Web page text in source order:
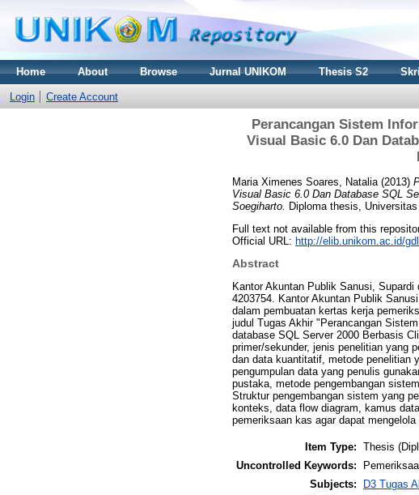
Home About Browse Jurnal UNIKOM Thesis S2
Login Create Account
Perancangan Sistem
Visual Basic 6.0 Dan
Maria Ximenes Soares, Natalia (2013)
Visual Basic 6.0 Dan Database SQL
Soegiharto.
Diploma thesis,
Full text not available from this
Official URL: http://elib.unikom.ac.id/
Abstract
Kantor Akuntan Publik Sanusi,
4203754. Kantor Akuntan Publik
dalam pembuatan kertas kerja
judul Tugas Akhir "Perancangan
database SQL Server 2000 Berbasis
primer/sekunder, jenis penelitian yang
dan data kuantitatif, metode penelitian
pengumpulan data yang penulis
pustaka, metode pengembangan
Struktur pengembangan sistem yang
konteks, data flow diagram, kamus
pemeriksaan kas agar dapat
Item Type: Thesis
Uncontrolled Keywords:
Subjects:
D3 Tugas